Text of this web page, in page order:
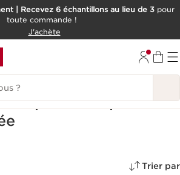
| Recevez 6 échantillons au lieu de 3 pour
toute commande !
J'achète
pour une peau
Trier par